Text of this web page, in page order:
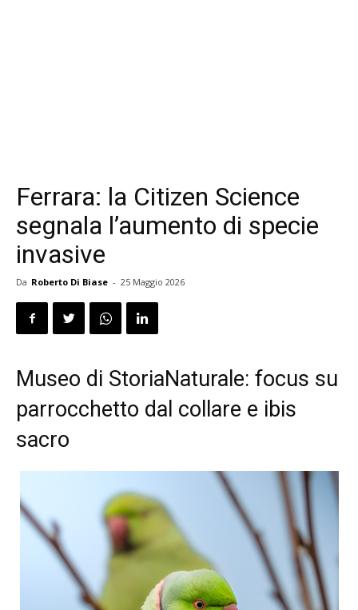
Ferrara: la Citizen Science
segnala l’aumento di specie
invasive
Da Roberto Di Biase - 25 Maggio 2026
Museo di StoriaNaturale: focus su
parrocchetto dal collare e ibis
sacro